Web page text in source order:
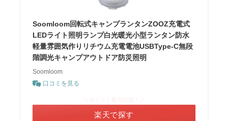
Soomloom回転式キャンプランタンZOOZ充電式
LEDライト照明ランプ白光暖光小型ランタン防水
軽量雰囲気作りリチウム充電電池USBType-C無段
階調光キャンプアウトドア防災照明
Soomloom
口コミを見る
楽天で探す